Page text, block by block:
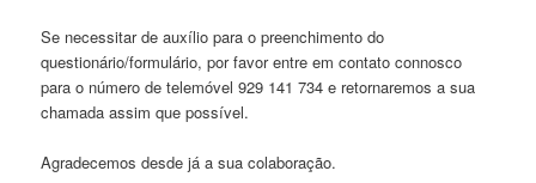
Se necessitar de auxílio para o preenchimento do
questionário/formulário, por favor entre em contato connosco
para o número de telemóvel 929 141 734 e retornaremos a sua
chamada assim que possível.
Agradecemos desde já a sua colaboração.